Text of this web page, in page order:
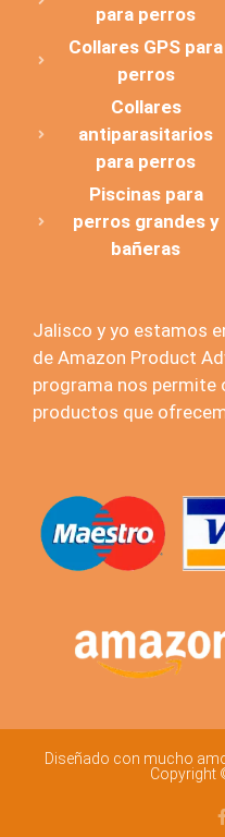
para perros
Collares GPS para
perros
Collares
antiparasitarios
para perros
Piscinas para
perros grandes y
bañeras
Jalisco y yo estamos
de Amazon Product
programa nos permite
productos que
Diseñado con mucho
Copyright